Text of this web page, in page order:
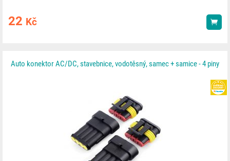
22 Kč
Auto konektor AC/DC, stavebnice, vodotěsný, samec + samice - 4 piny